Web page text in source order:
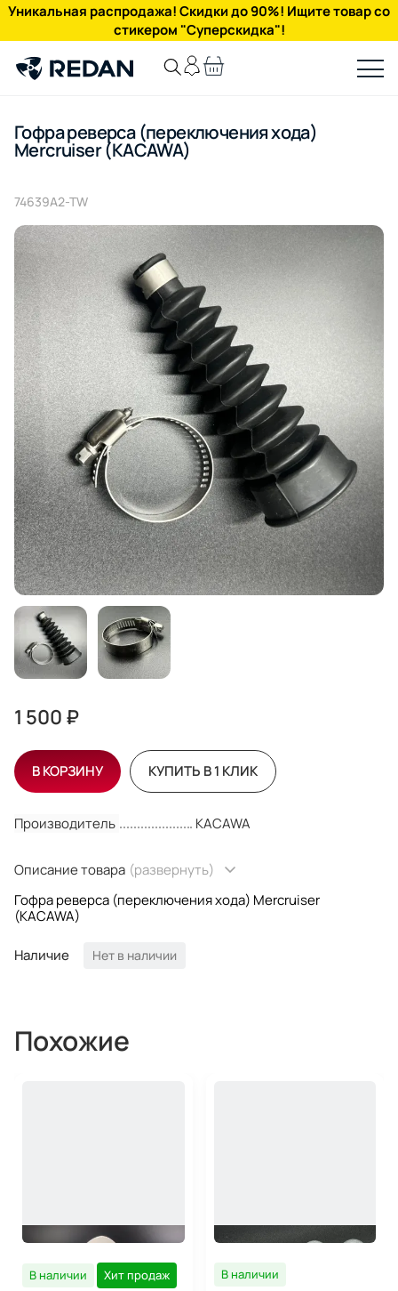
Уникальная распродажа! Скидки до 90%! Ищите товар со
стикером "Суперскидка"!
Гофра реверса (переключения хода)
Mercruiser (KACAWA)
74639A2-TW
Производитель KACAWA
Описание товара (развернуть)
Гофра реверса (переключения хода) Mercruiser
(KACAWA)
Наличие Нет в наличии
1 500 ₽
В КОРЗИНУ КУПИТЬ В 1 КЛИК
Похожие
В наличии
Хит продаж
В наличии